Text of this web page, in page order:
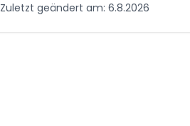
Zuletzt geändert am: 6.8.2026